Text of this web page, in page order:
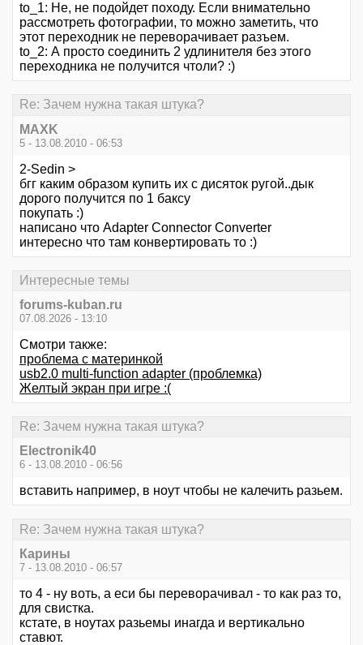
to_1: Не, не подойдет походу. Если внимательно
рассмотреть фотографии, то можно заметить, что
этот переходник не переворачивает разъем.
to_2: А просто соединить 2 удлинителя без этого
переходника не получится чтоли? :)
Re: Зачем нужна такая штука?
MAXK
5 - 13.08.2010 - 06:53
2-Sedin >
бгг каким образом купить их с дисяток ругой..дык
дорого получится по 1 баксу
покупать :)
написано что Adapter Connector Converter
интересно что там конвертировать то :)
Интересные темы
forums-kuban.ru
07.08.2026 - 13:10
Смотри также:
проблема с материнкой
usb2.0 multi-function adapter (проблемка)
Желтый экран при игре :(
Re: Зачем нужна такая штука?
Electronik40
6 - 13.08.2010 - 06:56
вставить например, в ноут чтобы не калечить разьем.
Re: Зачем нужна такая штука?
Карины
7 - 13.08.2010 - 06:57
то 4 - ну воть, а еси бы переворачивал - то как раз то,
для свистка.
кстате, в ноутах разьемы инагда и вертикально
ставют.